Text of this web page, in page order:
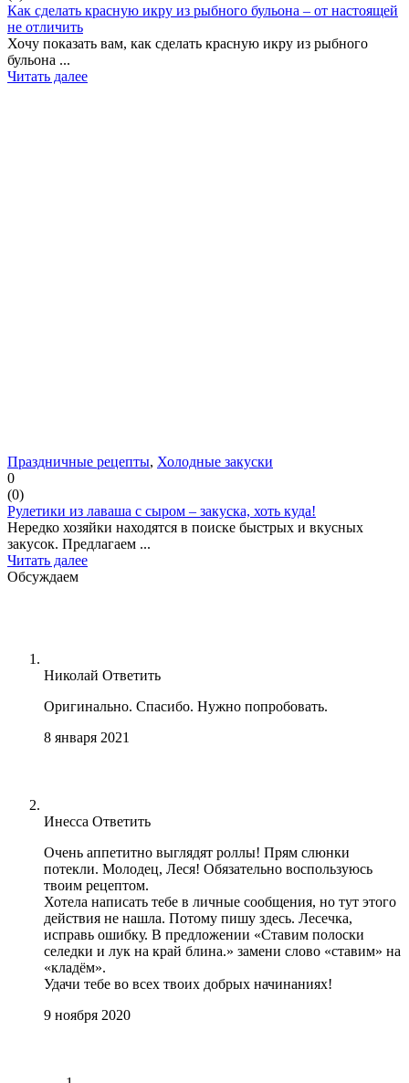
Как сделать красную икру из рыбного бульона – от настоящей
не отличить
Хочу показать вам, как сделать красную икру из рыбного
бульона ...
Читать далее
Праздничные рецепты, Холодные закуски
0
(0)
Рулетики из лаваша с сыром – закуска, хоть куда!
Нередко хозяйки находятся в поиске быстрых и вкусных
закусок. Предлагаем ...
Читать далее
Обсуждаем
Николай Ответить
Оригинально. Спасибо. Нужно попробовать.
8 января 2021
Инесса Ответить
Очень аппетитно выглядят роллы! Прям слюнки
потекли. Молодец, Леся! Обязательно воспользуюсь
твоим рецептом.
Хотела написать тебе в личные сообщения, но тут этого
действия не нашла. Потому пишу здесь. Лесечка,
исправь ошибку. В предложении «Ставим полоски
селедки и лук на край блина.» замени слово «ставим» на
«кладём».
Удачи тебе во всех твоих добрых начинаниях!
9 ноября 2020